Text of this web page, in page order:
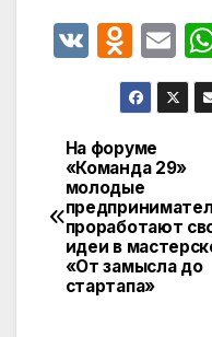
V
O
d
n
o
kl
a
s
s
E
m
ail
по
записям
На форуме
«Команда 29»
молодые
проработают
идеи в
«От замысла до
стартапа»